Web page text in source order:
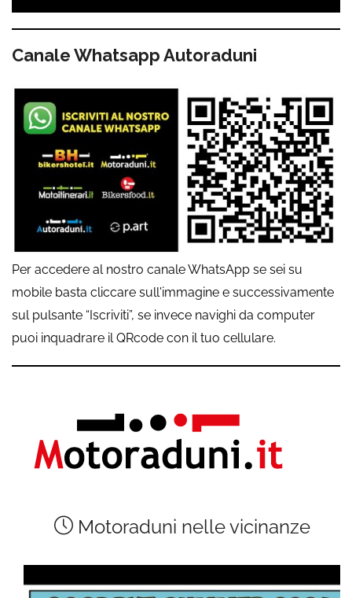
Canale Whatsapp Autoraduni
Per accedere al nostro canale WhatsApp se sei su
mobile basta cliccare sull'immagine e successivamente
sul pulsante “Iscriviti”, se invece navighi da computer
puoi inquadrare il QRcode con il tuo cellulare.
Motoraduni nelle vicinanze